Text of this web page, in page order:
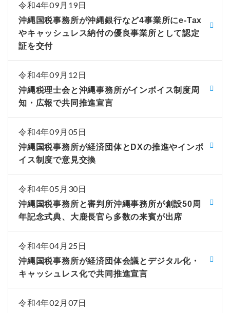
令和4年09月19日
沖縄国税事務所が沖縄銀行など4事業所にe-Tax
やキャッシュレス納付の優良事業所として認定
証を交付
令和4年09月12日
沖縄税理士会と沖縄事務所がインボイス制度周
知・広報で共同推進宣言
令和4年09月05日
沖縄国税事務所が経済団体とDXの推進やインボ
イス制度で意見交換
令和4年05月30日
沖縄国税事務所と審判所沖縄事務所が創設50周
年記念式典、大鹿長官ら多数の来賓が出席
令和4年04月25日
沖縄国税事務所が経済団体会議とデジタル化・
キャッシュレス化で共同推進宣言
令和4年02月07日